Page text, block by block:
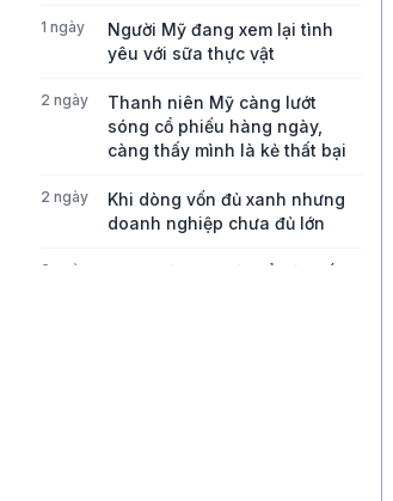
1 ngày
Người Mỹ đang xem lại tình
yêu với sữa thực vật
2 ngày
Thanh niên Mỹ càng lướt
sóng cổ phiếu hàng ngày,
càng thấy mình là kẻ thất bại
2 ngày
Khi dòng vốn đủ xanh nhưng
doanh nghiệp chưa đủ lớn
2 ngày
Bong bóng AI có thể kéo vốn